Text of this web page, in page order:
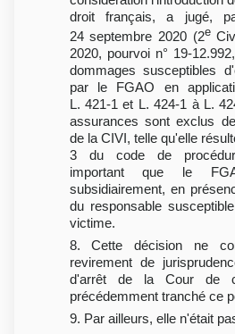
droit français, a jugé,
24 septembre 2020 (2e
2020, pourvoi n° 19-
dommages susceptibles
par le FGAO en
L. 421-1 et L. 424-1 à L.
assurances sont exclus
de la CIVI, telle qu'elle
3 du code de
important que le
subsidiairement, en
du responsable
victime.
8. Cette décision ne
revirement de
d'arrêt de la Cour de
précédemment tranché ce
9. Par ailleurs, elle n'était